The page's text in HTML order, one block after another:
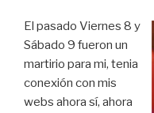
El pasado Viernes 8 y
Sábado 9 fueron un
martirio para mi, tenia
conexión con mis
webs ahora sí, ahora